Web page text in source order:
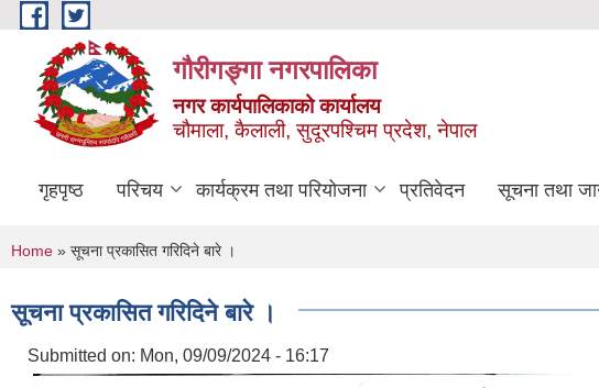
Skip to main content
गौरीगङ्गा नगरपालिका
नगर कार्यपालिकाको कार्यालय
चौमाला, कैलाली, सुदूरपश्चिम प्रदेश, नेपाल
गृहपृष्ठ परिचय कार्यक्रम तथा परियोजना प्रतिवेदन सूचना तथा
You are here
Home » सूचना प्रकासित गरिदिने बारे ।
सूचना प्रकासित गरिदिने बारे ।
Submitted on: Mon, 09/09/2024 - 16:17